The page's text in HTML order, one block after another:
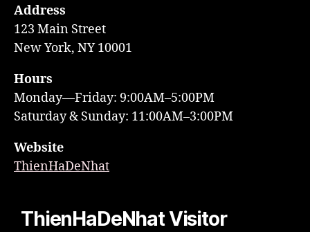
Address
123 Main Street
New York, NY 10001
Hours
Monday—Friday: 9:00AM–5:00PM
Saturday & Sunday: 11:00AM–3:00PM
Website
ThienHaDeNhat
ThienHaDeNhat Visitor